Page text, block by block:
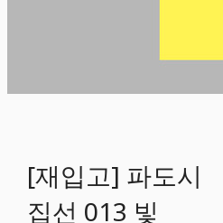
[재입고] 파도시
집선 013 빛